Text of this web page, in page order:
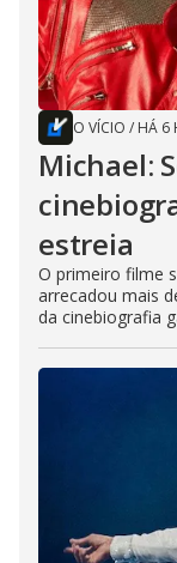
O VÍCIO / HÁ 6
Michael:
estreia
O primeiro filme
arrecadou mais
da cinebiografia